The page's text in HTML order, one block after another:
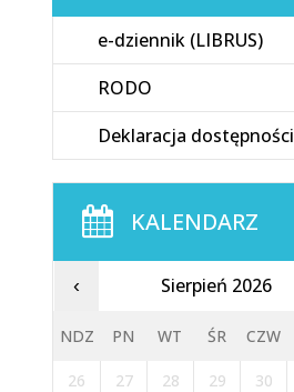
e-dziennik (LIBRUS)
RODO
Deklaracja dostępności
KALENDARZ
‹ Sierpień 2026
NDZ PN WT ŚR CZW
26 27 28 29 30